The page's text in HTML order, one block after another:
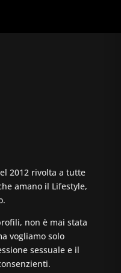
2012 rivolta a tutte
amano il Lifestyle,
non è mai stata
vogliamo solo
sessuale e il